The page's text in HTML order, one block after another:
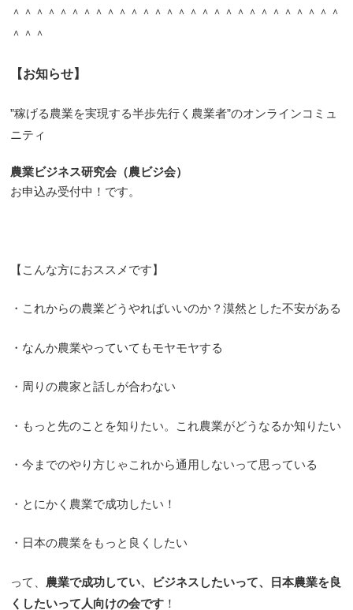
＾＾＾＾＾＾＾＾＾＾＾＾＾＾＾＾＾＾＾＾＾＾＾＾＾＾＾＾
＾＾＾
【お知らせ】
”稼げる農業を実現する半歩先行く農業者”のオンラインコミュ
ニティ
農業ビジネス研究会（農ビジ会）
お申込み受付中！です。
【こんな方におススメです】
・これからの農業どうやればいいのか？漠然とした不安がある
・なんか農業やっていてもモヤモヤする
・周りの農家と話しが合わない
・もっと先のことを知りたい。これ農業がどうなるか知りたい
・今までのやり方じゃこれから通用しないって思っている
・とにかく農業で成功したい！
・日本の農業をもっと良くしたい
って、 農業で成功してい、ビジネスしたいって、日本農業を良
くしたいって人向けの会です ！